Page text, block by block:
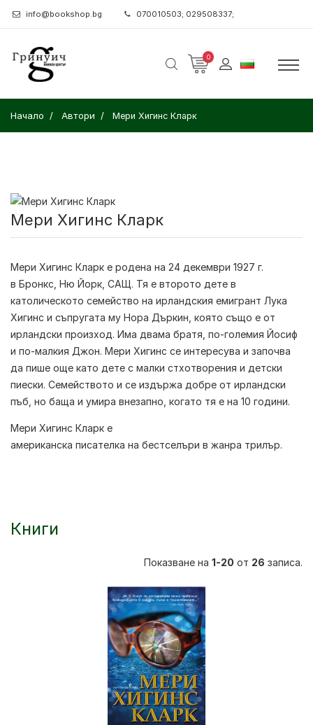
info@bookshop.bg 070010503; 029508337;
0
Начало Автори Мери Хигинс Кларк
Мери Хигинс Кларк
Мери Хигинс Кларк е родена на 24 декември 1927 г.
в Бронкс, Ню Йорк, САЩ. Тя е второто дете в
католическото семейство на ирландския емигрант Лука
Хигинс и съпругата му Нора Дъркин, която също е от
ирландски произход. Има двама братя, по-големия Йосиф
и по-малкия Джон. Мери Хигинс се интересува и започва
да пише още като дете с малки стхотворения и детски
пиески. Семейството и се издържа добре от ирландски
пъб, но баща и умира внезапно, когато тя е на 10 години.
Мери Хигинс Кларк е
американска писателка на бестселъри в жанра трилър.
Книги
Показване на 1-20 от 26 записа.